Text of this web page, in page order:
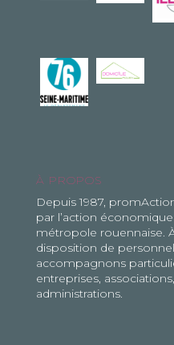
À PROPOS
Depuis 1987,
par l’action
métropole rouennaise.
disposition de
accompagnons
entreprises,
administrations.